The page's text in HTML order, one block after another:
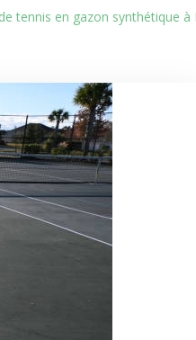
tennis en gazon synthétique